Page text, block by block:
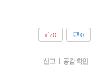
0
0
신고 | 공감 확인